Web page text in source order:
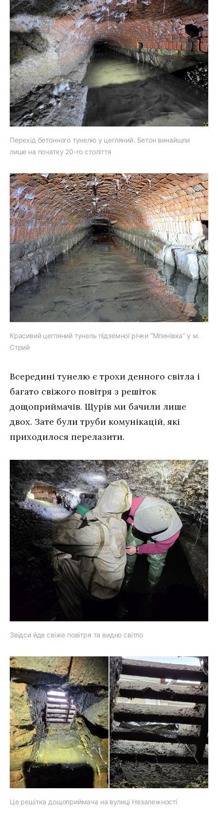
Перехід бетонного тунелю у цегляний. Бетон винайшли
лише на початку 20-го століття
Красивий цегляний тунель підземної річки “Млинівка” у м.
Стрий
Всередині тунелю є трохи денного світла і
багато свіжого повітря з решіток
дощоприймачів. Щурів ми бачили лише
двох. Зате були труби комунікацій, які
приходилося перелазити.
Звідси йде свіже повітря та видно світло
Це решітка дощоприймача на вулиці Незалежності